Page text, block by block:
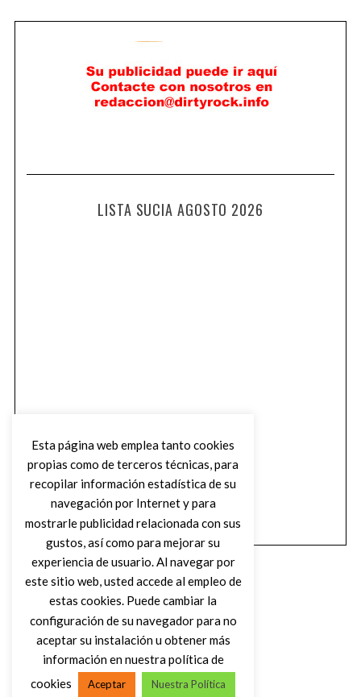
LISTA SUCIA AGOSTO 2026
Esta página web emplea tanto cookies
propias como de terceros técnicas, para
recopilar información estadística de su
navegación por Internet y para
mostrarle publicidad relacionada con sus
gustos, así como para mejorar su
experiencia de usuario. Al navegar por
este sitio web, usted accede al empleo de
estas cookies. Puede cambiar la
configuración de su navegador para no
aceptar su instalación u obtener más
información en nuestra política de
cookies
Aceptar Nuestra Política